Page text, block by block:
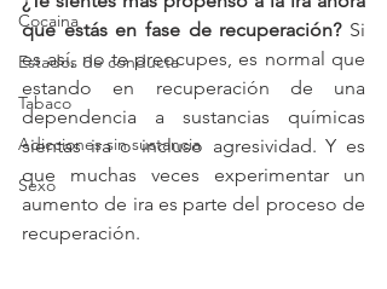
Cocaina
Estados de conducta
Tabaco
Adicciones sin sustancia
Sexo
que estás en fase de recuperación? Si
es así, no te preocupes, es normal que
estando en recuperación de una
dependencia a sustancias químicas
sientas ira o incluso agresividad. Y es
que muchas veces experimentar un
aumento de ira es parte del proceso de
recuperación.